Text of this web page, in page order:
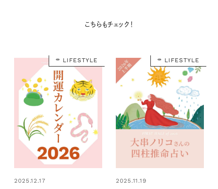
こちらもチェック！
LIFESTYLE
2025.12.17
LIFESTYLE
2025.11.19